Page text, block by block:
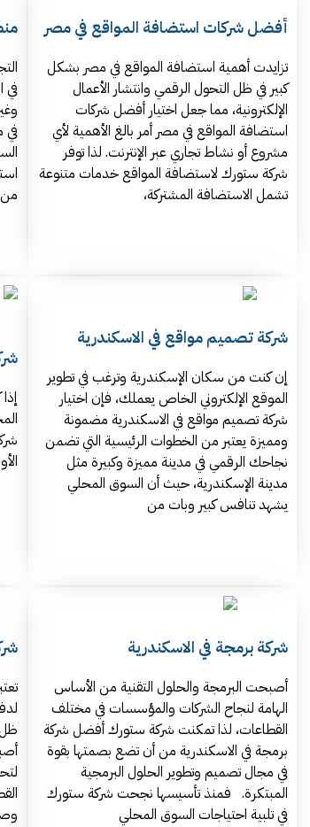
أفضل شركات استضافة المواقع في مصر
تزايدت أهمية استضافة المواقع في مصر بشكل
كبير في ظل التحول الرقمي وانتشار الأعمال
الإلكترونية، مما جعل اختيار أفضل شركات
استضافة المواقع في مصر أمر بالغ الأهمية لأي
مشروع أو نشاط تجاري عبر الإنترنت. لذا توفر
شركة ستورك لاستضافة المواقع خدمات متنوعة
تشمل الاستضافة المشتركة،
في
في
من
شركة تصميم مواقع في الاسكندرية
إن كنت من سكان الإسكندرية وترغب في تطوير
الموقع الإلكتروني الخاص يعملك، فإن اختيار
شركة تصميم مواقع في الاسكندرية مضمونة
ومميزة يعتبر من الخطوات الرئيسية التي تضمن
نجاحك الرقمي في مدينة مميزة وكبيرة مثل
مدينة الإسكندرية، حيث أن السوق المحلي
يشهد تنافس كبير وبات من
شركة برمجة في الاسكندرية
أصبحت البرمجة والحلول التقنية من الأساس
الهامة لنجاح الشركات والمؤسسات في مختلف
القطاعات، لذا تمكنت شركة ستورك أفضل شركة
برمجة في الاسكندرية من أن تضع بصمتها بقوة
في مجال تصميم وتطوير الحلول البرمجية
المبتكرة. فمنذ تأسيسها نجحت شركة ستورك
في تلبية احتياجات السوق المحلي
ظل